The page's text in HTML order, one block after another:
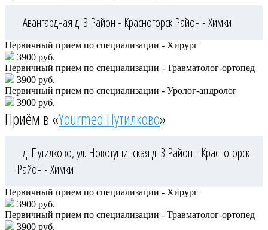
Авангардная д. 3 Район - Красногорск Район - Химки
Первичный прием по специализации - Хирург
3900 руб.
Первичный прием по специализации - Травматолог-ортопед
3900 руб.
Первичный прием по специализации - Уролог-андролог
3900 руб.
Приём в «Yourmed Путилково»
д. Путилково, ул. Новотушинская д. 3 Район - Красногорск
Район - Химки
Первичный прием по специализации - Хирург
3900 руб.
Первичный прием по специализации - Травматолог-ортопед
3900 руб.